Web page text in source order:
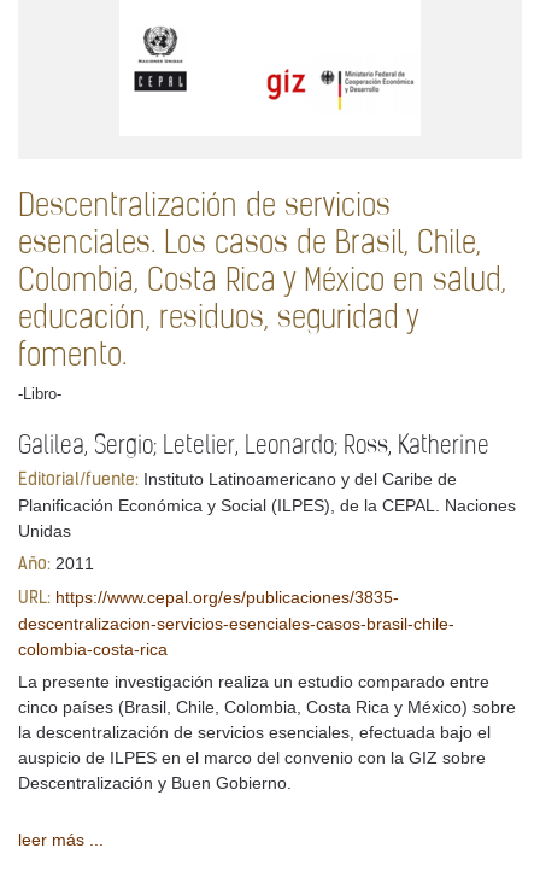
Descentralización de servicios
esenciales. Los casos de Brasil, Chile,
Colombia, Costa Rica y México en salud,
educación, residuos, seguridad y
fomento.
-Libro-
Galilea, Sergio; Letelier, Leonardo; Ross, Katherine
Editorial/fuente: Instituto Latinoamericano y del Caribe de
Planificación Económica y Social (ILPES), de la CEPAL. Naciones
Unidas
Año: 2011
URL: https://www.cepal.org/es/publicaciones/3835-
descentralizacion-servicios-esenciales-casos-brasil-chile-
colombia-costa-rica
La presente investigación realiza un estudio comparado entre
cinco países (Brasil, Chile, Colombia, Costa Rica y México) sobre
la descentralización de servicios esenciales, efectuada bajo el
auspicio de ILPES en el marco del convenio con la GIZ sobre
Descentralización y Buen Gobierno.
leer más ...